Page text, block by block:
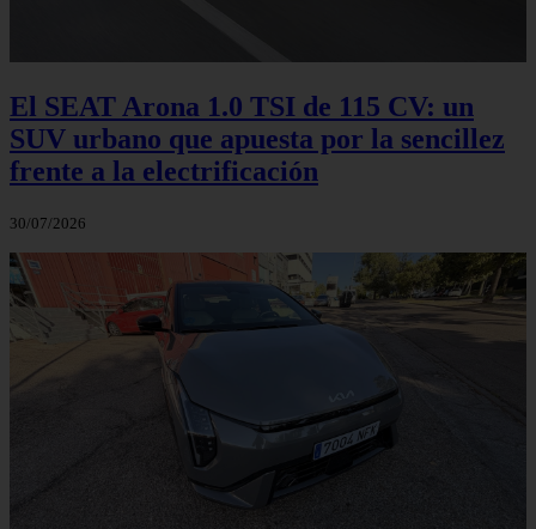
El SEAT Arona 1.0 TSI de 115 CV: un
SUV urbano que apuesta por la sencillez
frente a la electrificación
30/07/2026